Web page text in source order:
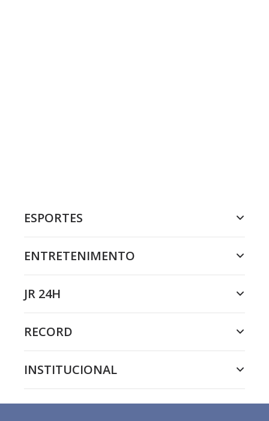
ESPORTES
ENTRETENIMENTO
JR 24H
RECORD
INSTITUCIONAL